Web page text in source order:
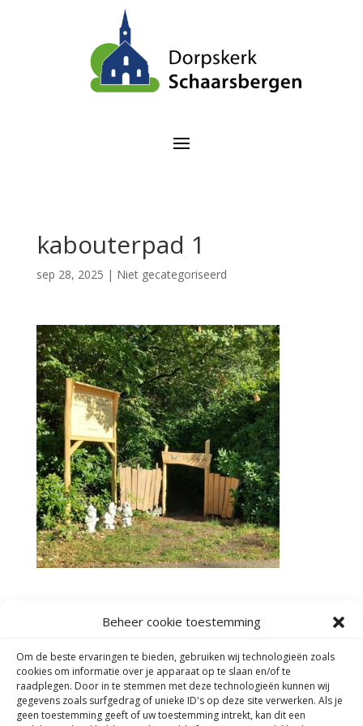
Beheer cookie toestemming
Om de beste ervaringen te bieden, gebruiken wij technologieën zoals
cookies om informatie over je apparaat op te slaan en/of te
raadplegen. Door in te stemmen met deze technologieën kunnen wij
gegevens zoals surfgedrag of unieke ID's op deze site verwerken. Als je
geen toestemming geeft of uw toestemming intrekt, kan dit een
kabouterpad 1
sep 28, 2025 | Niet gecategoriseerd
Dorpskerk Schaarsbergen
Kemperbergerweg 806
6816RX Arnhem